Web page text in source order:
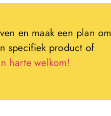
en maak een plan om
specifiek product of
harte welkom!